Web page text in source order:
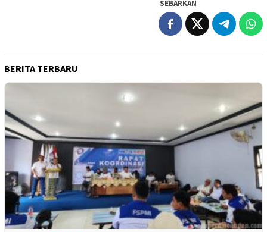
SEBARKAN
BERITA TERBARU